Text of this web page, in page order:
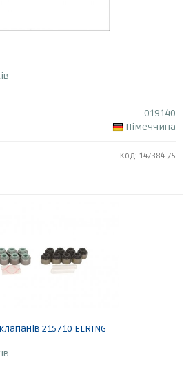
019140
Німеччина
Код: 147384-75
215710 ELRING